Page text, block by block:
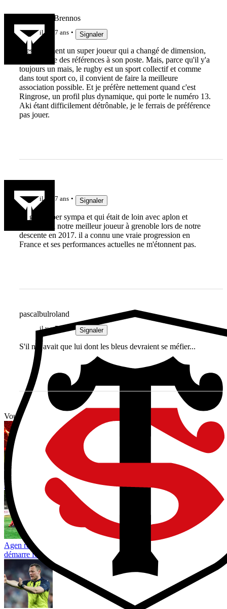
Vae Victis Brennos
il y a 7 ans Signaler
C'est vraiment un super joueur qui a changé de dimension,
il faut partie des références à son poste. Mais, parce qu'il y'a
toujours un mais, le rugby est un sport collectif et comme
dans tout sport co, il convient de faire la meilleure
association possible. Et je préfère nettement quand c'est
Ringrose, un profil plus dynamique, qui porte le numéro 13.
Aki étant difficilement détrônable, je le ferrais de préférence
pas jouer.
il y a 7 ans Signaler
un gars super sympa et qui était de loin avec aplon et
wisniewski notre meilleur joueur à grenoble lors de notre
descente en 2017. il a connu une vraie progression en
France et ses performances actuelles ne m'étonnent pas.
pascalbulroland
il y a 7 ans Signaler
S'il n'y avait que lui dont les bleus devraient se méfier...
Vous avez tout lu ?
Toulouse vise un 5e Brennus de suite : un record absolu en France,
mais une série déjà dépassée au niveau mondial
Agen régale avec 11 essais, 38-12 pour Colomiers : la préparation
démarre fort et Brive reçoit déjà un sérieux avertissement